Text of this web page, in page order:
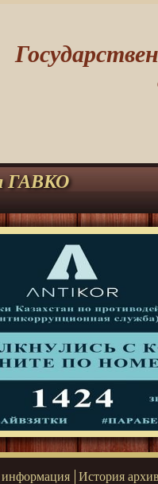
ГАВКО
информация История